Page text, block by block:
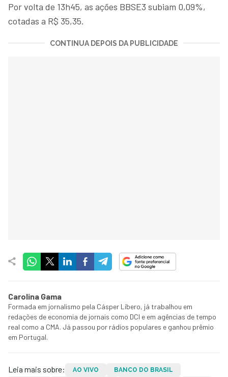
Por volta de 13h45, as ações BBSE3 subiam 0,09%,
cotadas a R$ 35,35.
CONTINUA DEPOIS DA PUBLICIDADE
Carolina Gama
Formada em jornalismo pela Cásper Líbero, já trabalhou em
redações de economia de jornais como DCI e em agências de tempo
real como a CMA. Já passou por rádios populares e ganhou prêmio
em Portugal.
Leia mais sobre: AO VIVO
BANCO DO BRASIL